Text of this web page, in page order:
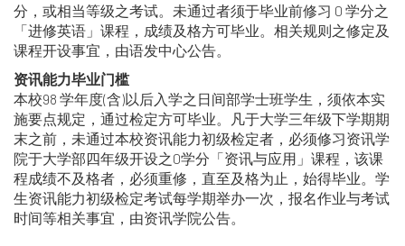
分，或相当等级之考试。未通过者须于毕业前修习 0 学分之
「进修英语」课程，成绩及格方可毕业。相关规则之修定及
课程开设事宜，由语发中心公告。
资讯能力毕业门槛
本校98 学年度(含)以后入学之日间部学士班学生，须依本实
施要点规定，通过检定方可毕业。凡于大学三年级下学期期
末之前，未通过本校资讯能力初级检定者，必须修习资讯学
院于大学部四年级开设之0学分「资讯与应用」课程，该课
程成绩不及格者，必须重修，直至及格为止，始得毕业。学
生资讯能力初级检定考试每学期举办一次，报名作业与考试
时间等相关事宜，由资讯学院公告。